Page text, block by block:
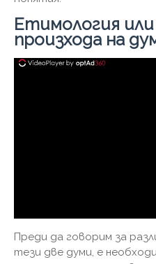
Етимология
произхода на
Преди да говорим за
тези две думи, е